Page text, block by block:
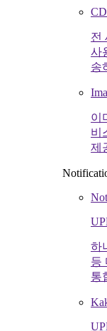
전
사
송
이
비
제
하
등
통